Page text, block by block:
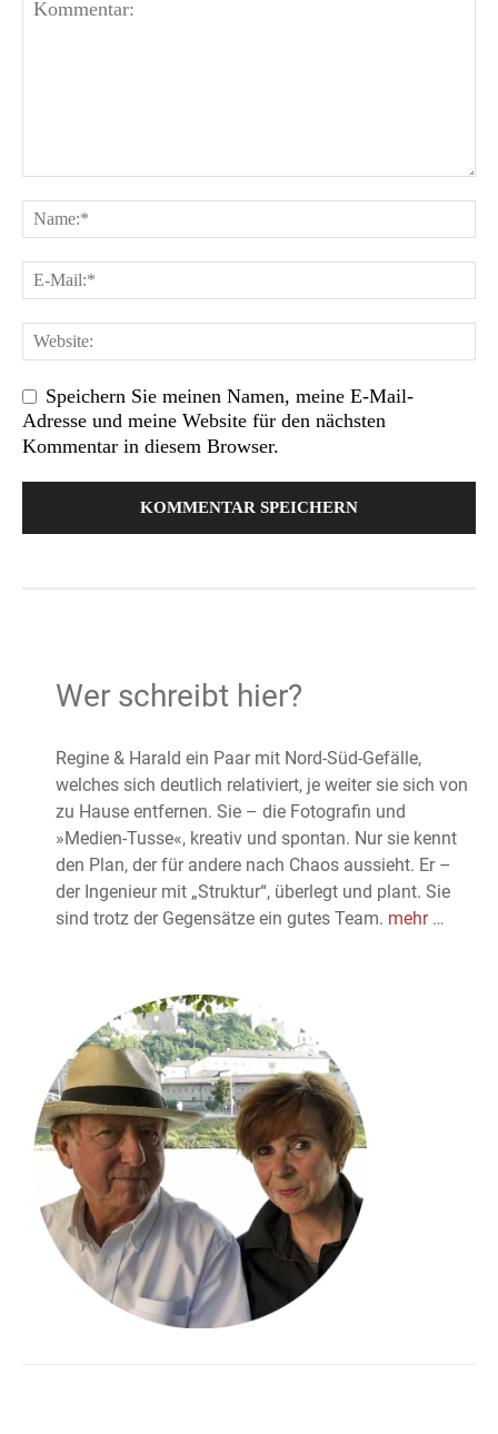
Speichern Sie meinen Namen, meine E-Mail-
Adresse und meine Website für den nächsten
Kommentar in diesem Browser.
Wer schreibt hier?
Regine & Harald ein Paar mit Nord-Süd-Gefälle,
welches sich deutlich relativiert, je weiter sie sich von
zu Hause entfernen. Sie – die Fotografin und
»Medien-Tusse«, kreativ und spontan. Nur sie kennt
den Plan, der für andere nach Chaos aussieht. Er –
der Ingenieur mit „Struktur“, überlegt und plant. Sie
sind trotz der Gegensätze ein gutes Team. mehr …